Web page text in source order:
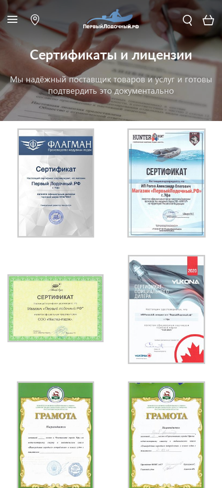
Сертификаты и лицензии
Мы надёжный поставщик товаров и услуг и готовы
подтвердить это документально